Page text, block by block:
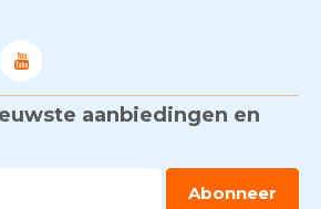
aanbiedingen en
Abonneer